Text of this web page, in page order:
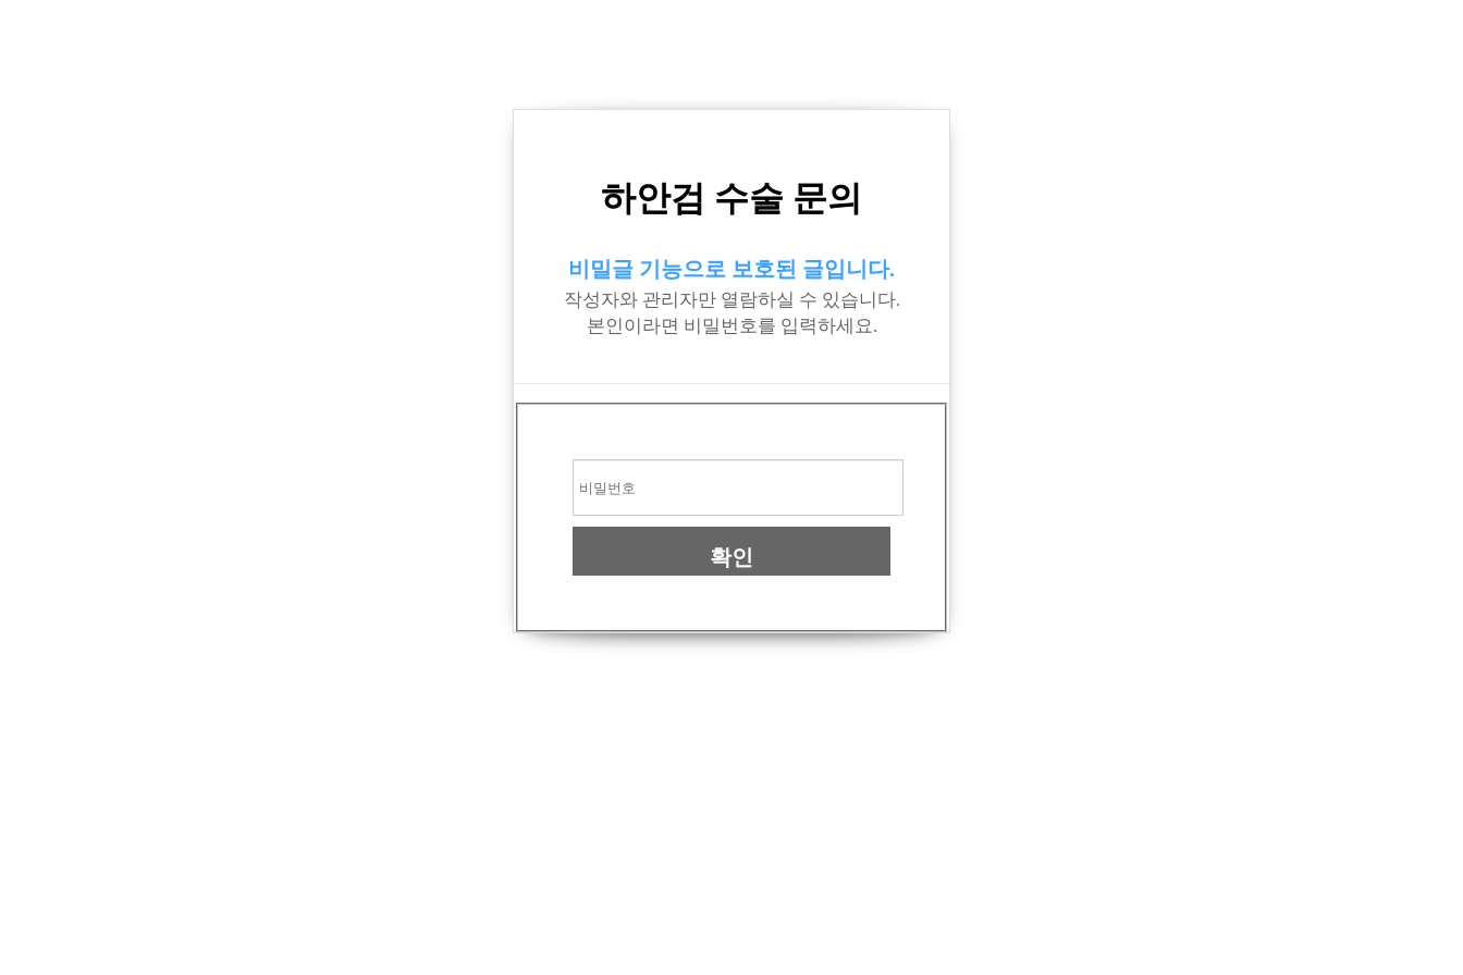
하안검 수술 문의
비밀글 기능으로 보호된 글입니다.
작성자와 관리자만 열람하실 수 있습니다.
본인이라면 비밀번호를 입력하세요.